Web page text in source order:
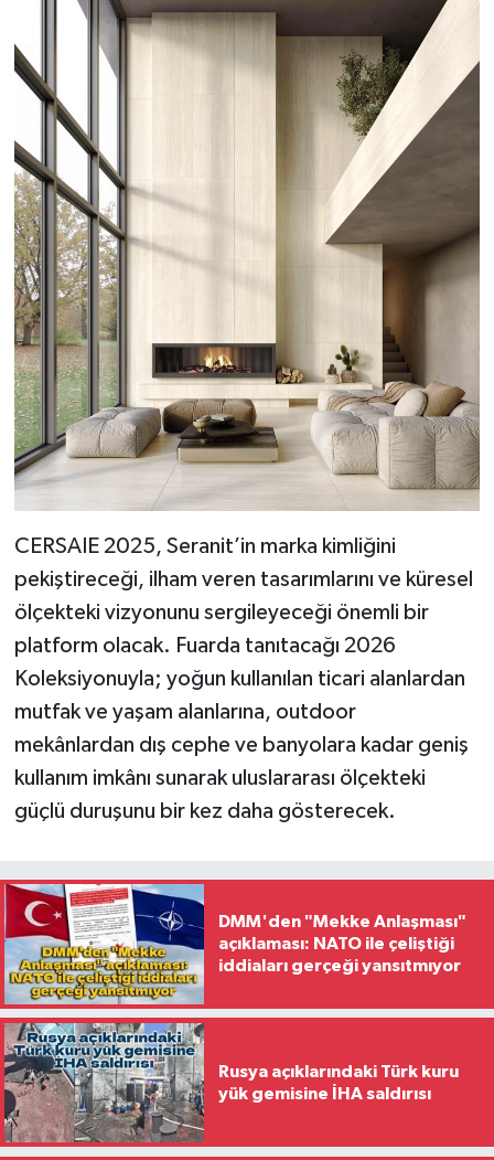
CERSAIE 2025, Seranit’in marka kimliğini
pekiştireceği, ilham veren tasarımlarını ve küresel
ölçekteki vizyonunu sergileyeceği önemli bir
platform olacak. Fuarda tanıtacağı 2026
Koleksiyonuyla; yoğun kullanılan ticari alanlardan
mutfak ve yaşam alanlarına, outdoor
mekânlardan dış cephe ve banyolara kadar geniş
kullanım imkânı sunarak uluslararası ölçekteki
güçlü duruşunu bir kez daha gösterecek.
DMM'den "Mekke Anlaşması"
açıklaması: NATO ile çeliştiği
iddiaları gerçeği yansıtmıyor
Rusya açıklarındaki Türk kuru
yük gemisine İHA saldırısı